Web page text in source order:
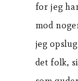
for jeg
mod
jeg
det folk,